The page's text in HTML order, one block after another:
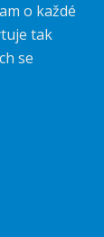
o každé
tak
se